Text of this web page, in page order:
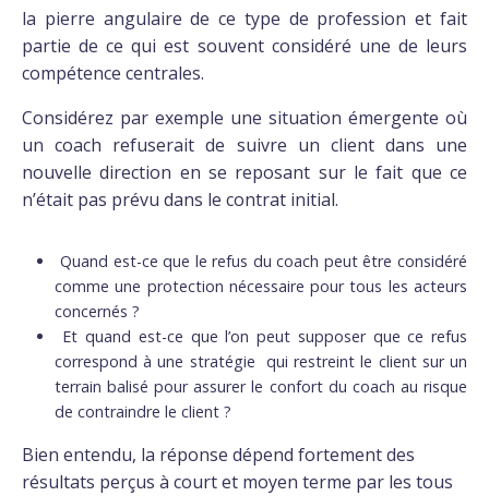
la pierre angulaire de ce type de profession et fait
partie de ce qui est souvent considéré une de leurs
compétence centrales.
Considérez par exemple une situation émergente où
un coach refuserait de suivre un client dans une
nouvelle direction en se reposant sur le fait que ce
n’était pas prévu dans le contrat initial.
Quand est-ce que le refus du coach peut être considéré
comme une protection nécessaire pour tous les acteurs
concernés ?
Et quand est-ce que l’on peut supposer que ce refus
correspond à une stratégie qui restreint le client sur un
terrain balisé pour assurer le confort du coach au risque
de contraindre le client ?
Bien entendu, la réponse dépend fortement des
résultats perçus à court et moyen terme par les tous